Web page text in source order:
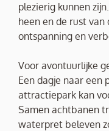
plezierig kunnen
heen en de rust
ontspanning en
Voor avontuurlijke
Een dagje naar een
attractiepark kan
Samen achtbanen
waterpret beleven